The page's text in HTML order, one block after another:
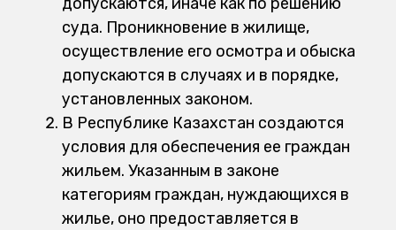
суда. Проникновение в жилище,
осуществление его осмотра и обыска
допускаются в случаях и в порядке,
установленных законом.
В Республике Казахстан создаются
условия для обеспечения ее граждан
жильем. Указанным в законе
категориям граждан, нуждающихся в
жилье, оно предоставляется в